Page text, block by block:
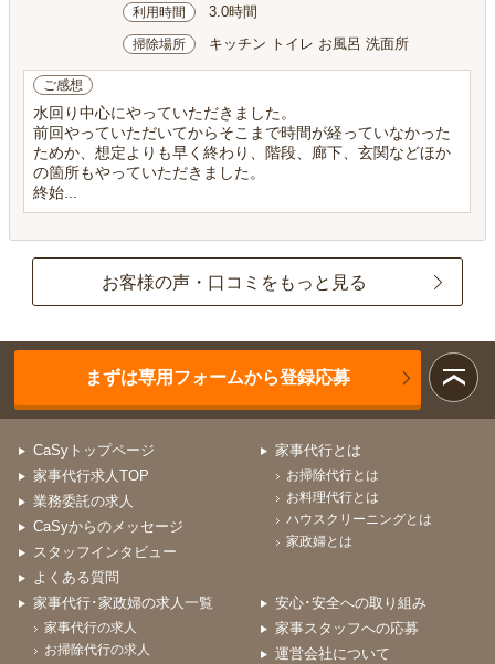
利用時間 3.0時間
掃除場所 キッチン トイレ お風呂 洗面所
ご感想
水回り中心にやっていただきました。
前回やっていただいてからそこまで時間が経っていなかった
ためか、想定よりも早く終わり、階段、廊下、玄関などほか
の箇所もやっていただきました。
終始...
お客様の声・口コミをもっと見る
まずは専用フォームから登録応募
CaSyトップページ
家事代行求人TOP
業務委託の求人
CaSyからのメッセージ
スタッフインタビュー
よくある質問
家事代行とは
お掃除代行とは
お料理代行とは
ハウスクリーニングとは
家政婦とは
家事代行･家政婦の求人一覧
家事代行の求人
お掃除代行の求人
安心･安全への取り組み
家事スタッフへの応募
運営会社について